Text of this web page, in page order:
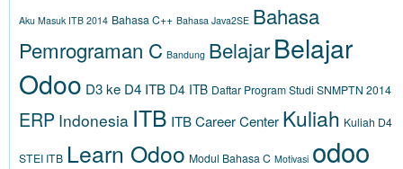
Aku Masuk ITB 2014 Bahasa C++ Bahasa Java2SE Bahasa
Pemrograman C Bandung BelajarBelajar
Odoo D3 ke D4 ITB D4 ITB Daftar Program Studi SNMPTN 2014
ERP Indonesia ITB ITB Career Center Kuliah Kuliah D4
STEI ITB Learn Odoo Modul Bahasa C Motivasi odoo